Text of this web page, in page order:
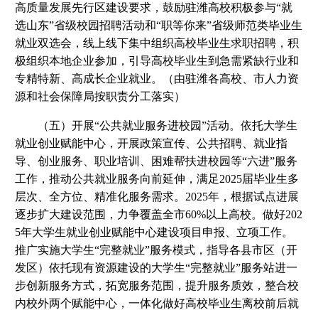
高质量发展先行区建设要求，鼓励驻潍高校积极参与“就
选山东”省级校园招聘活动和“职等你来”省级师范类毕业生
就业双选会，线上线下集中组织高校毕业生求职招聘，积
极组织本地企业参加，引导高校毕业生到急需紧缺行业和
专精特新、高成长企业就业。（由驻潍各高校、市人力资
源和社会保障局按职责分工落实）
（五）开展“公共就业服务进校园”活动。依托大学生
就业创业赋能中心，开展政策宣传、公共招聘、就业指
导、创业服务、职业培训、困难帮扶进校园等“六进”服务
工作，推动公共就业服务向前延伸，满足2025届毕业生多
层次、全方位、精准化服务需求。2025年，根据试点进展
逐步扩大建设范围，力争覆盖全市60%以上高校。做好202
5年大学生就业创业赋能中心建设项目申报、立项工作。
推广实施大学生“完整就业”服务模式，指导各县市区（开
发区）依托现有资源建设的大学生“完整就业”服务站进一
步创新服务方式，拓宽服务范围，提升服务质效，整合校
内校外两个赋能中心，一体化做好高校毕业生离校前后就